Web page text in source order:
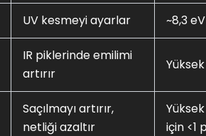
UV kesmeyi ayarlar ~8,3
IR piklerinde emilimi
artırır
Saçılmayı artırır,
netliği azaltır
için <1